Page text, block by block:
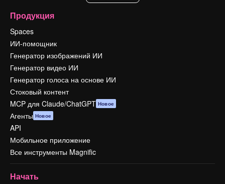
Продукция
Spaces
ИИ-помощник
Генератор изображений ИИ
Генератор видео ИИ
Генератор голоса на основе ИИ
Стоковый контент
MCP для Claude/ChatGPT Новое
Агенты Новое
API
Мобильное приложение
Все инструменты Magnific
Начать